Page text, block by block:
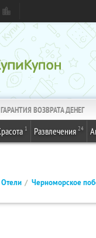
ВОЗВРАТА ДЕНЕГ
1 Развлечения 24
Отели Черноморское